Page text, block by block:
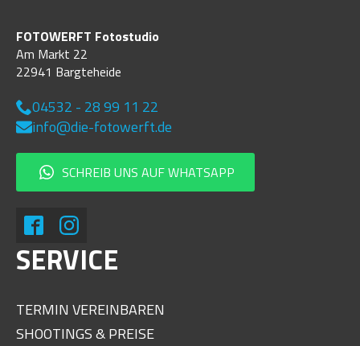
FOTOWERFT Fotostudio
Am Markt 22
22941 Bargteheide
04532 - 28 99 11 22
info@die-fotowerft.de
SCHREIB UNS AUF WHATSAPP
SERVICE
TERMIN VEREINBAREN
SHOOTINGS & PREISE